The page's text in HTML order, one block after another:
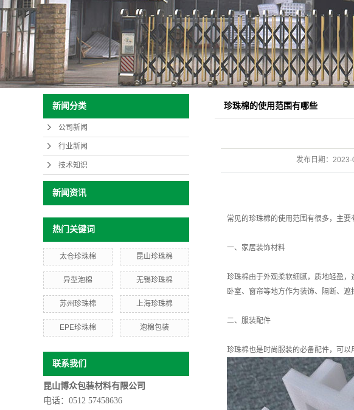
新闻分类
公司新闻
行业新闻
技术知识
新闻资讯
热门关键词
太仓珍珠棉 昆山珍珠棉
异型泡棉 无锡珍珠棉
苏州珍珠棉 上海珍珠棉
EPE珍珠棉 泡棉包装
联系我们
昆山博众包装材料有限公司
电话：0512 57458636
珍珠棉的使用范围有哪些
发布日期： 2023-
常见的珍珠棉的使用范围有很多，主要
一、家居装饰材料
珍珠棉由于外观柔软细腻，质地轻盈
卧室、窗帘等地方作为装饰、隔断、遮
二、服装配件
珍珠棉也是时尚服装的必备配件，可以